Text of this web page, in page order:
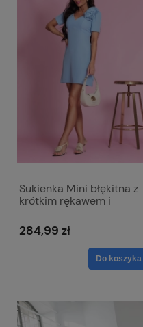
Sukienka Mini błękitna z
krótkim rękawem i
Emma
284,99 zł
Do koszyka